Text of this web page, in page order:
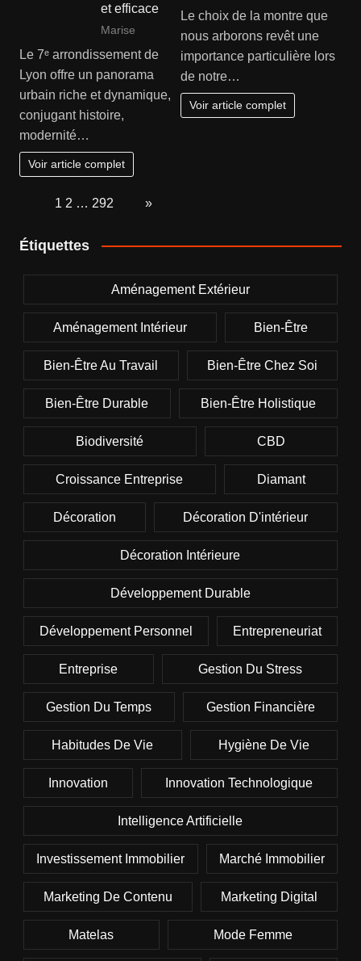
et efficace
Marise
Le 7ᵉ arrondissement de
Lyon offre un panorama
urbain riche et dynamique,
conjugant histoire,
modernité…
Voir article complet
Le choix de la montre que
nous arborons revêt une
importance particulière lors
de notre…
Voir article complet
1 2 … 292 »
Étiquettes
Aménagement Extérieur
Aménagement Intérieur Bien-Être
Bien-Être Au Travail Bien-Être Chez Soi
Bien-Être Durable Bien-Être Holistique
Biodiversité CBD
Croissance Entreprise Diamant
Décoration Décoration D'intérieur
Décoration Intérieure
Développement Durable
Développement Personnel Entrepreneuriat
Entreprise Gestion Du Stress
Gestion Du Temps Gestion Financière
Habitudes De Vie Hygiène De Vie
Innovation Innovation Technologique
Intelligence Artificielle
Investissement Immobilier Marché Immobilier
Marketing De Contenu Marketing Digital
Matelas Mode Femme